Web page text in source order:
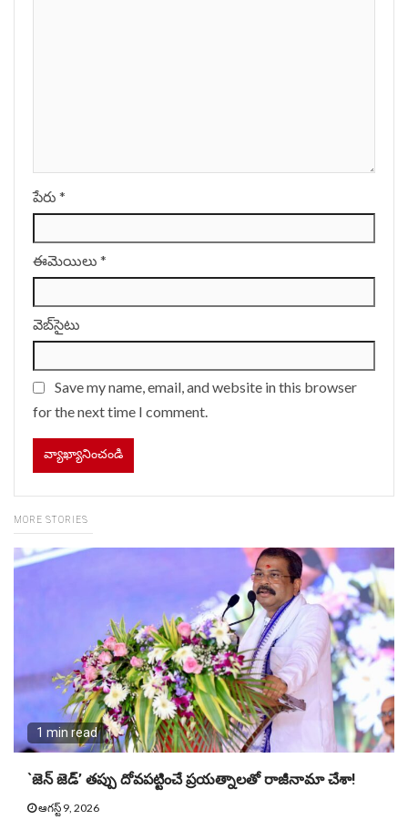
పేరు *
ఈమెయిలు *
వెబ్‌సైటు
Save my name, email, and website in this browser
for the next time I comment.
MORE STORIES
1 min read
`జెన్ జెడ్’ తప్పు దోవపట్టించే ప్రయత్నాలతో రాజీనామా చేశా!
ఆగస్ట్ 9, 2026